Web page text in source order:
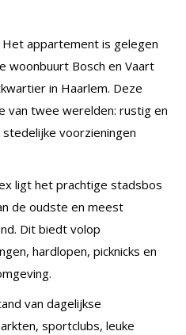
appartement is gelegen
woonbuurt Bosch en Vaart
in Haarlem. Deze
van twee werelden: rustig en
voorzieningen
ligt het prachtige stadsbos
de oudste en meest
Dit biedt volop
hardlopen, picknicks en
van dagelijkse
sportclubs, leuke